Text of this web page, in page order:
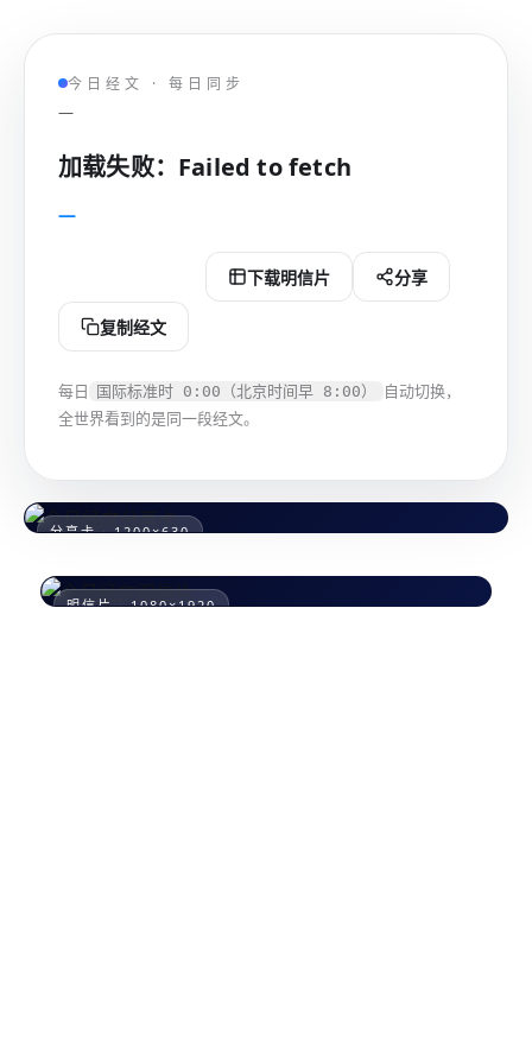
今日经文 · 每日同步
—
加载失败：Failed to fetch
—
下载明信片 分享
复制经文
每日 国际标准时 0:00（北京时间早 8:00）
自动切换，
全世界看到的是同一段经文。
分享卡 · 1200×630
明信片 · 1080×1920